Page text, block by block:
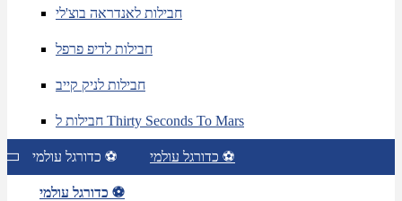
חבילות לאנדראה בוצ'לי
חבילות לדיפ פרפל
חבילות לניק קייב
חבילות ל Thirty Seconds To Mars
כדורגל עולמי ⚽ כדורגל עולמי ⚽
כדורגל עולמי ⚽